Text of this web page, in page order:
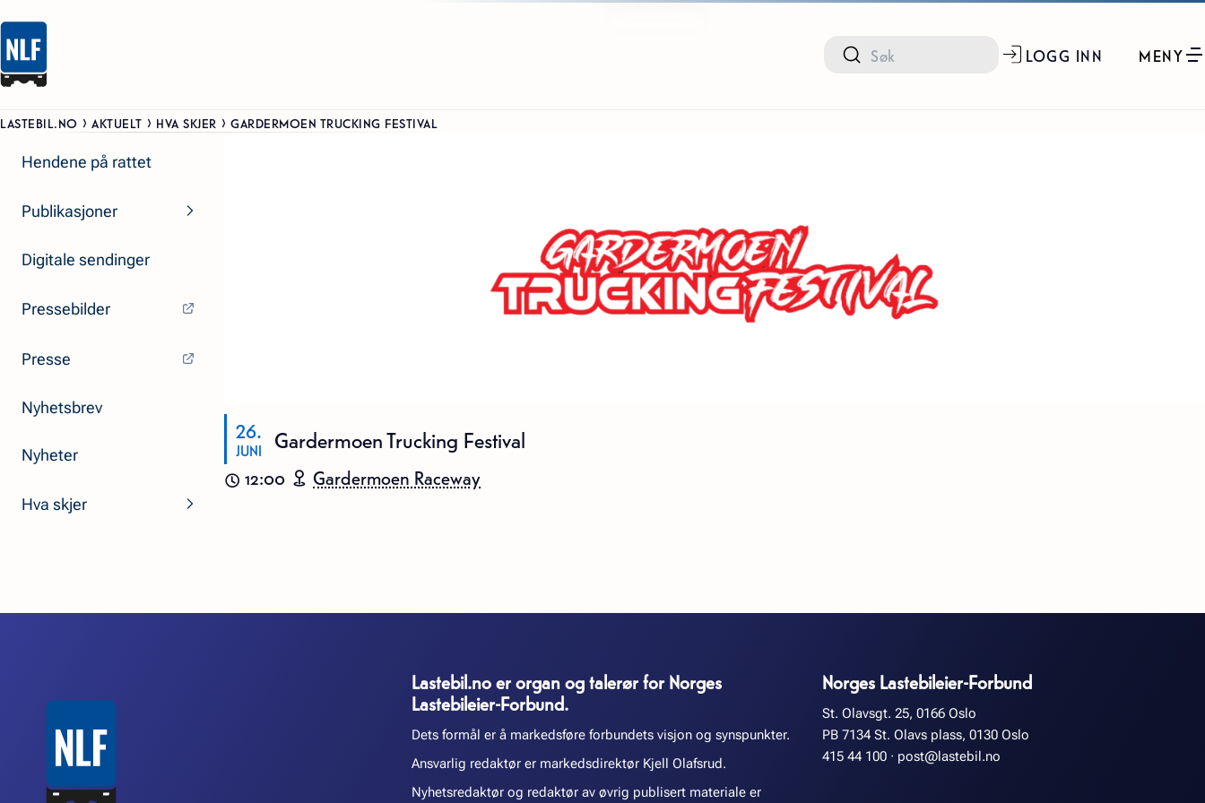
LOGG INN MENY
LASTEBIL.NO AKTUELT HVA SKJER GARDERMOEN TRUCKING FESTIVAL
Hendene på rattet
Publikasjoner
Digitale sendinger
Pressebilder
Presse
Nyhetsbrev
Nyheter
Hva skjer
26
JUNI Gardermoen Trucking Festival
12:00 Gardermoen Raceway
Lastebil.no er organ og talerør for Norges
Lastebileier-Forbund.
Dets formål er å markedsføre forbundets visjon og synspunkter.
Ansvarlig redaktør er markedsdirektør Kjell Olafsrud.
Nyhetsredaktør og redaktør av øvrig publisert materiale er
Norges Lastebileier-Forbund
St. Olavsgt. 25, 0166 Oslo
PB 7134 St. Olavs plass, 0130 Oslo
415 44 100 · post@lastebil.no